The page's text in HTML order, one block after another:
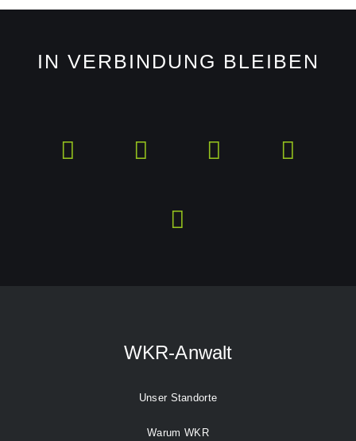
IN VERBINDUNG BLEIBEN
WKR-Anwalt
Unser Standorte
Warum WKR